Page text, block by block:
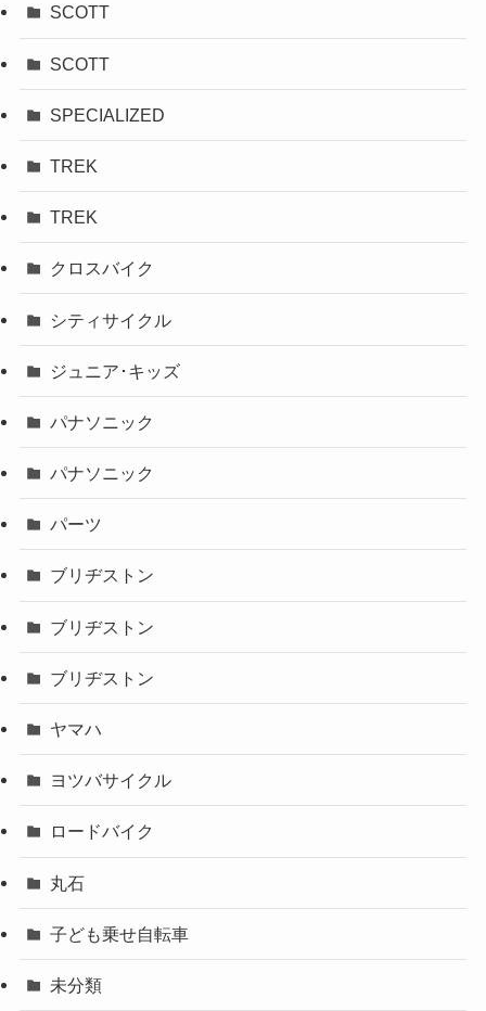
SCOTT
SCOTT
SPECIALIZED
TREK
TREK
クロスバイク
シティサイクル
ジュニア･キッズ
パナソニック
パナソニック
パーツ
ブリヂストン
ブリヂストン
ブリヂストン
ヤマハ
ヨツバサイクル
ロードバイク
丸石
子ども乗せ自転車
未分類